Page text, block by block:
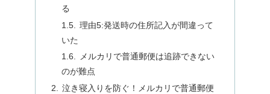
る
理由5:発送時の住所記入が間違って
いた
メルカリで普通郵便は追跡できない
のが難点
泣き寝入りを防ぐ！メルカリで普通郵便